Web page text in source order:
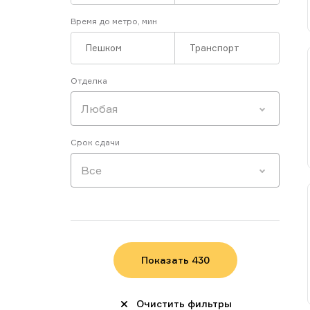
Время до метро, мин
Отделка
Любая
Срок сдачи
Все
Показать 430
гарантирует своевременную
Сервис призван облегчить
сделки. При этом все
Вы гарантированно
По условиям
Или уточняйте информацию у